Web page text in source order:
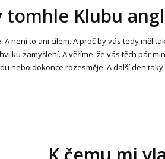
tomhle Klubu
A není to ani cílem. A proč by vás tedy měl
zamyšlení. A věříme, že vás těch pár
nebo dokonce rozesměje. A další den